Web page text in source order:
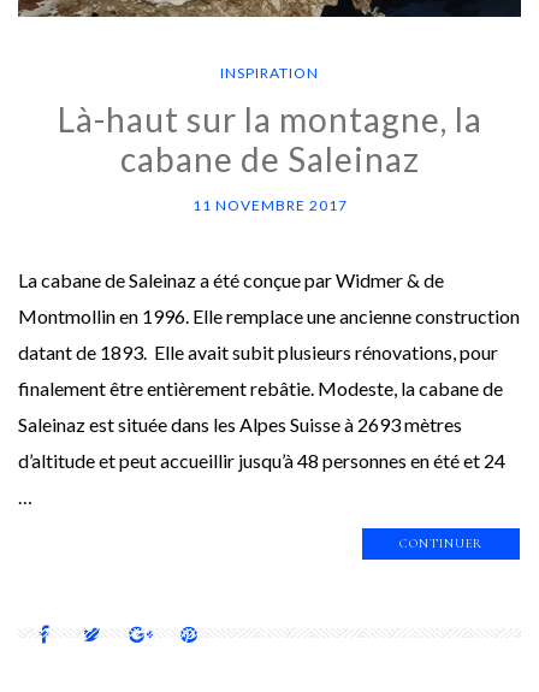
INSPIRATION
Là-haut sur la montagne, la
cabane de Saleinaz
11 NOVEMBRE 2017
La cabane de Saleinaz a été conçue par Widmer & de
Montmollin en 1996. Elle remplace une ancienne construction
datant de 1893. Elle avait subit plusieurs rénovations, pour
finalement être entièrement rebâtie. Modeste, la cabane de
Saleinaz est située dans les Alpes Suisse à 2693 mètres
d’altitude et peut accueillir jusqu’à 48 personnes en été et 24
…
CONTINUER